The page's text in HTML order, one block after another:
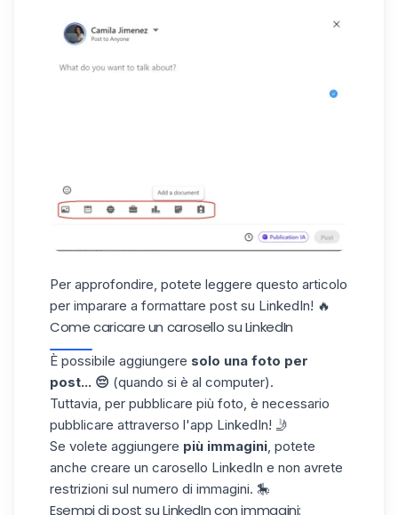
Per approfondire, potete leggere questo articolo
per imparare a formattare post su LinkedIn! 🔥
Come caricare un carosello su LinkedIn​
È possibile aggiungere solo una foto per
post... 😔 (quando si è al computer).
Tuttavia, per pubblicare più foto, è necessario
pubblicare attraverso l'app LinkedIn! 🤳
Se volete aggiungere più immagini , potete
anche creare un carosello LinkedIn e non avrete
restrizioni sul numero di immagini. 🎠
Esempi di post su LinkedIn con immagini: